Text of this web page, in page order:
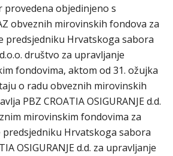
provedena objedinjeno s
obveznih mirovinskih fondova za
predsjedniku Hrvatskoga sabora
društvo za upravljanje
fondovima, aktom od 31. ožujka
o radu obveznih mirovinskih
PBZ CROATIA OSIGURANJE d.d.
mirovinskim fondovima za
predsjedniku Hrvatskoga sabora
OSIGURANJE d.d. za upravljanje